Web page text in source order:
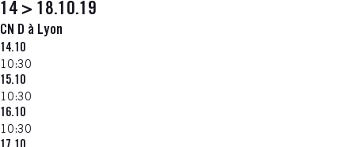
14 > 18.10.19
CN D à Lyon
14.10
10:30
15.10
10:30
16.10
10:30